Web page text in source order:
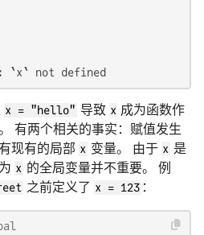
`x` not defined
x = "hello" 导致 x 成为函数作
有两个相关的事实：赋值发生
现有的局部 x 变量。 由于 x 是
x 的全局变量并不重要。 例
之前定义了 x = 123 ：